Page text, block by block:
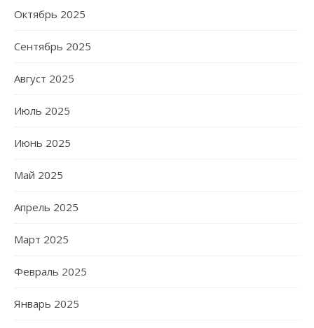
Октябрь 2025
Сентябрь 2025
Август 2025
Июль 2025
Июнь 2025
Май 2025
Апрель 2025
Март 2025
Февраль 2025
Январь 2025